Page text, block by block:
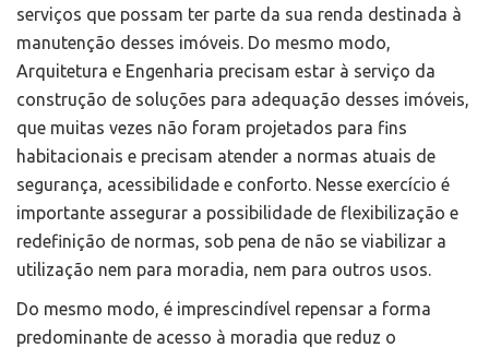
serviços que possam ter parte da sua renda destinada à
manutenção desses imóveis. Do mesmo modo,
Arquitetura e Engenharia precisam estar à serviço da
construção de soluções para adequação desses imóveis,
que muitas vezes não foram projetados para fins
habitacionais e precisam atender a normas atuais de
segurança, acessibilidade e conforto. Nesse exercício é
importante assegurar a possibilidade de flexibilização e
redefinição de normas, sob pena de não se viabilizar a
utilização nem para moradia, nem para outros usos.
Do mesmo modo, é imprescindível repensar a forma
predominante de acesso à moradia que reduz o